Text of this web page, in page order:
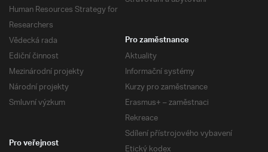
Human Resources Strategy for
Researchers
Vědecká rada
Ediční činnost
Mezinárodní projekty
Národní projekty
Smluvní výzkum
Pro zaměstnance
Aktuality
Informační systémy
Kurzy pro zaměstnance
Erasmus+ – zaměstnaci
Rekreace
Sdílení přístrojového vybavení
Pro veřejnost